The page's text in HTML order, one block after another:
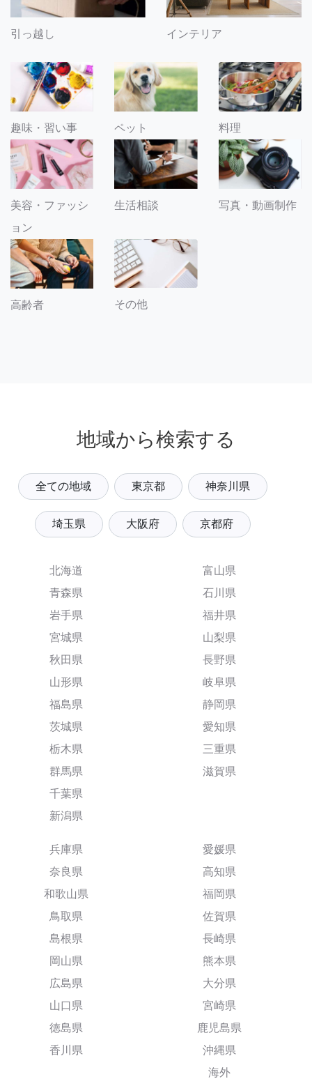
引っ越し インテリア
趣味・習い事 ペット 料理
美容・ファッシ
ョン
生活相談 写真・動画制作
高齢者 その他
地域から検索する
全ての地域 東京都 神奈川県
埼玉県 大阪府 京都府
北海道
青森県
岩手県
宮城県
秋田県
山形県
福島県
茨城県
栃木県
群馬県
千葉県
新潟県
富山県
石川県
福井県
山梨県
長野県
岐阜県
静岡県
愛知県
三重県
滋賀県
兵庫県
奈良県
和歌山県
鳥取県
島根県
岡山県
広島県
山口県
徳島県
香川県
愛媛県
高知県
福岡県
佐賀県
長崎県
熊本県
大分県
宮崎県
鹿児島県
沖縄県
海外